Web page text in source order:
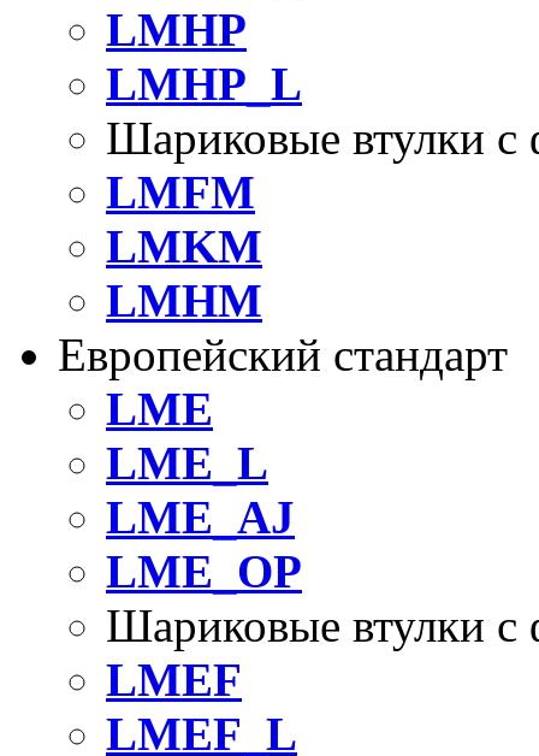
LMHP
LMHP_L
Шариковые втулки с
LMFM
LMKM
LMHM
Европейский стандарт
LME
LME_L
LME_AJ
LME_OP
Шариковые втулки с
LMEF
LMEF_L